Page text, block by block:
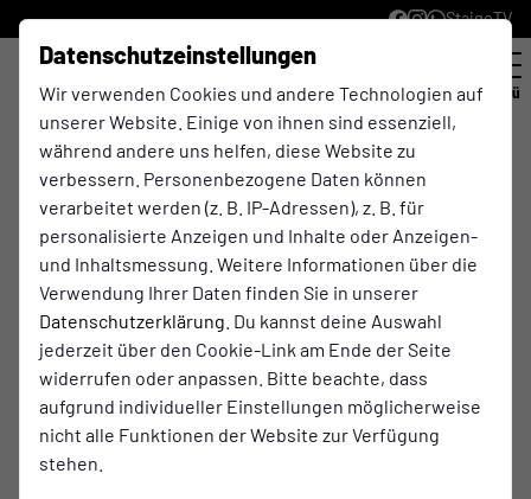
Datenschutzeinstellungen
Wir verwenden Cookies und andere Technologien auf
unserer Website. Einige von ihnen sind essenziell,
während andere uns helfen, diese Website zu
verbessern. Personenbezogene Daten können
verarbeitet werden (z. B. IP-Adressen), z. B. für
personalisierte Anzeigen und Inhalte oder Anzeigen-
und Inhaltsmessung. Weitere Informationen über die
Verwendung Ihrer Daten finden Sie in unserer
Datenschutzerklärung . Du kannst deine Auswahl
jederzeit über den Cookie-Link am Ende der Seite
widerrufen oder anpassen. Bitte beachte, dass
aufgrund individueller Einstellungen möglicherweise
nicht alle Funktionen der Website zur Verfügung
stehen.
StaigeTV
Menü
Didis´s Restaurant & Bistro
(Golfclub)
Besuchen Sie uns und erleben Sie die herzliche
Gastlichkeit und die köstlichen Speisen im Didis's
Restaurant & Bistro.
In unserer angenehmen Atmosphäre können Sie sich
nach einer Golfrunde oder einfach so von unseren
köstlichen saisonalen und regionalen Speisen und
Getränken verwöhnen lassen.